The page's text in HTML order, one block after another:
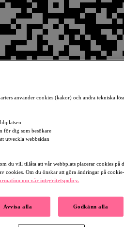
använder cookies (kakor) och andra tekniska
för dig som besökare
utveckla webbsidan
du vill tillåta att vår webbplats placerar cookies på
cookies. Om du önskar att göra ändringar på
om vår integritetspolicy.
Avvisa alla Godkänn alla